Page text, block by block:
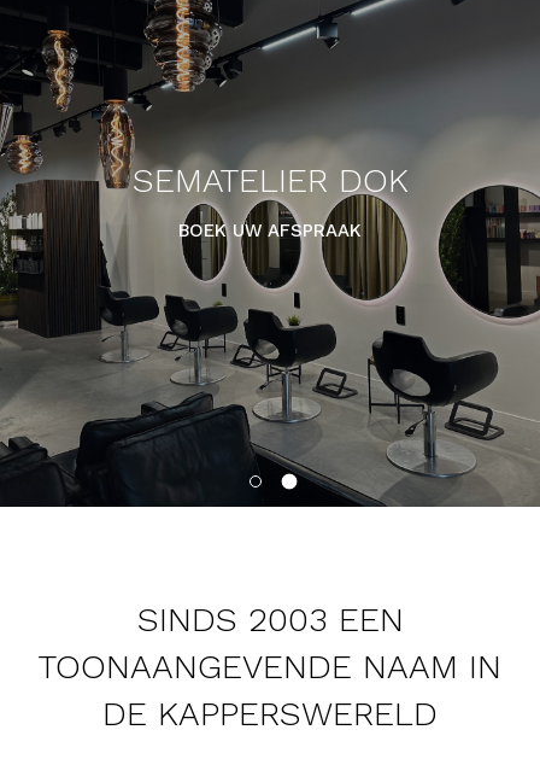
SEMATELIER DOK
BOEK UW AFSPRAAK
SINDS 2003 EEN
TOONAANGEVENDE NAAM IN
DE KAPPERSWERELD